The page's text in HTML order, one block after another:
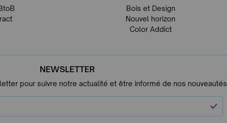
Bois et Design
Nouvel horizon
Color Addict
NEWSLETTER
pour suivre notre actualité et être informé de nos nouveautés.